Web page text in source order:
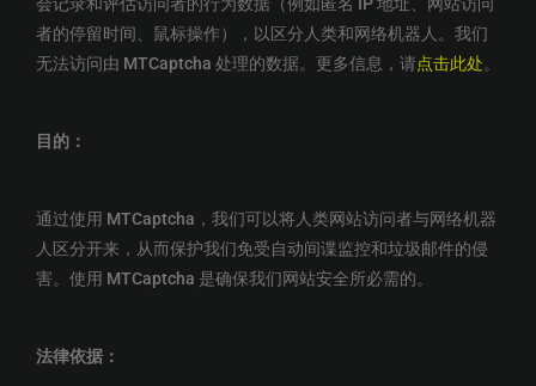
者的停留时间、鼠标操作），以区分人类和网络机器人。我们
无法访问由 MTCaptcha 处理的数据。更多信息，请点击此处。
目的：
通过使用 MTCaptcha，我们可以将人类网站访问者与网络机器
人区分开来，从而保护我们免受自动间谍监控和垃圾邮件的侵
害。使用 MTCaptcha 是确保我们网站安全所必需的。
法律依据：